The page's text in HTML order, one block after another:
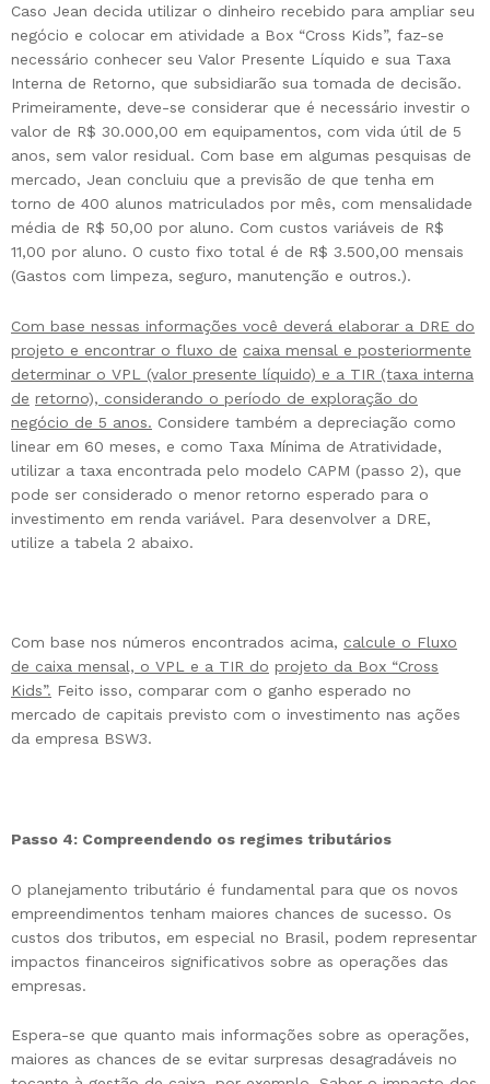
Caso Jean decida utilizar o dinheiro recebido para ampliar seu
negócio e colocar em atividade a Box “Cross Kids”, faz-se
necessário conhecer seu Valor Presente Líquido e sua Taxa
Interna de Retorno, que subsidiarão sua tomada de decisão.
Primeiramente, deve-se considerar que é necessário investir o
valor de R$ 30.000,00 em equipamentos, com vida útil de 5
anos, sem valor residual. Com base em algumas pesquisas de
mercado, Jean concluiu que a previsão de que tenha em
torno de 400 alunos matriculados por mês, com mensalidade
média de R$ 50,00 por aluno. Com custos variáveis de R$
11,00 por aluno. O custo fixo total é de R$ 3.500,00 mensais
(Gastos com limpeza, seguro, manutenção e outros.).
Com base nessas informações você deverá elaborar a DRE do
projeto e encontrar o fluxo de caixa mensal e posteriormente
determinar o VPL (valor presente líquido) e a TIR (taxa interna
de retorno), considerando o período de exploração do
negócio de 5 anos. Considere também a depreciação como
linear em 60 meses, e como Taxa Mínima de Atratividade,
utilizar a taxa encontrada pelo modelo CAPM (passo 2), que
pode ser considerado o menor retorno esperado para o
investimento em renda variável. Para desenvolver a DRE,
utilize a tabela 2 abaixo.
Com base nos números encontrados acima, calcule o Fluxo
de caixa mensal, o VPL e a TIR do projeto da Box “Cross
Kids”. Feito isso, comparar com o ganho esperado no
mercado de capitais previsto com o investimento nas ações
da empresa BSW3.
Passo 4: Compreendendo os regimes tributários
O planejamento tributário é fundamental para que os novos
empreendimentos tenham maiores chances de sucesso. Os
custos dos tributos, em especial no Brasil, podem representar
impactos financeiros significativos sobre as operações das
empresas.
Espera-se que quanto mais informações sobre as operações,
maiores as chances de se evitar surpresas desagradáveis no